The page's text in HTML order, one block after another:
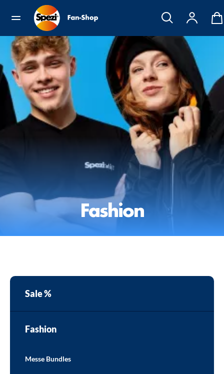
Fashion
Sale %
Fashion
Messe Bundles